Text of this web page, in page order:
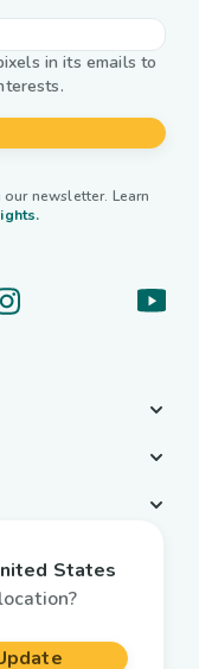
in its emails to
newsletter. Learn
States